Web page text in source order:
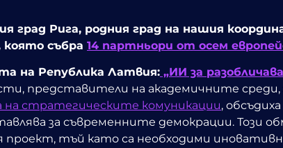
град Рига, родния град на нашия
която събра 14 партньори от осем
на Република Латвия: „ИИ за
представители на академичните среди,
стратегическите комуникации,
за съвременните демокрации. Този
тъй като са необходими